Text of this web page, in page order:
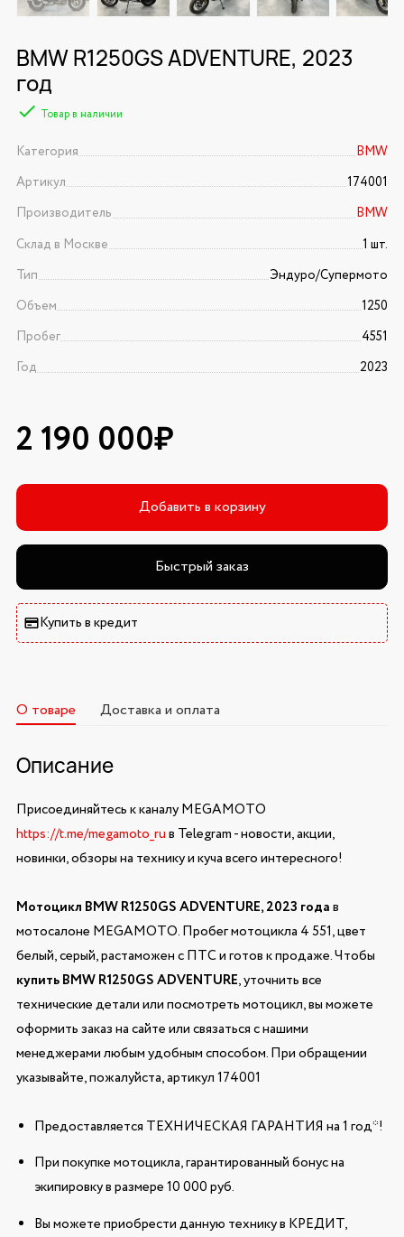
BMW R1250GS ADVENTURE, 2023
год
Товар в наличии
Категория
BMW
Артикул
174001
Производитель
BMW
Склад в Москве
1 шт.
Тип
Эндуро/Супермото
Объем
1250
Пробег
4551
Год
2023
2 190 000₽
Добавить в корзину
Быстрый заказ
Купить в кредит
О товаре Доставка и оплата
Описание
Присоединяйтесь к каналу MEGAMOTO
https://t.me/megamoto_ruв Telegram - новости, акции,
новинки, обзоры на технику и куча всего интересного!
Мотоцикл BMW R1250GS ADVENTURE, 2023 годав
мотосалоне MEGAMOTO. Пробег мотоцикла 4 551, цвет
белый, серый, растаможен с ПТС и готов к продаже. Чтобы
купить BMW R1250GS ADVENTURE, уточнить все
технические детали или посмотреть мотоцикл, вы можете
оформить заказ на сайте или связаться с нашими
менеджерами любым удобным способом. При обращении
указывайте, пожалуйста, артикул 174001
Предоставляется ТЕХНИЧЕСКАЯ ГАРАНТИЯ на 1 год*!
При покупке мотоцикла, гарантированный бонус на
экипировку в размере 10 000 руб.
Вы можете приобрести данную технику в КРЕДИТ,